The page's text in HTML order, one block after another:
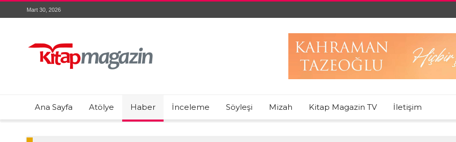
Mart 30, 2026
Ana Sayfa Atölye Haber İnceleme Söyleşi Mizah Kitap Magazin TV İletişim